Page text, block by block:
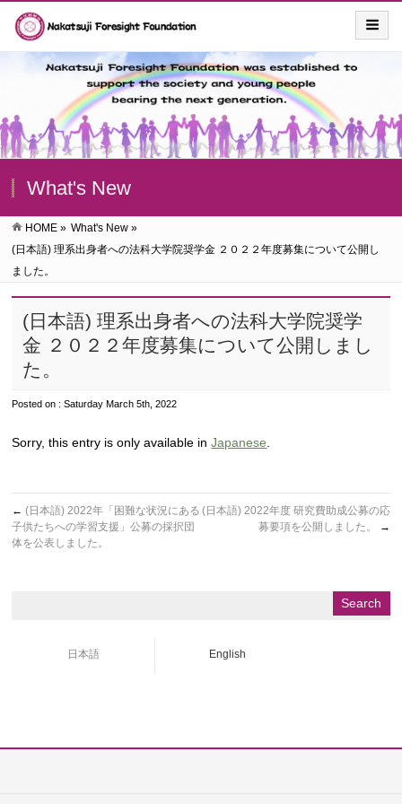
What's New
HOME » What's New »
(日本語) 理系出身者への法科大学院奨学金 ２０２２年度募集について公開し
ました。
(日本語) 理系出身者への法科大学院奨学
金 ２０２２年度募集について公開しまし
た。
Posted on : Saturday March 5th, 2022
Sorry, this entry is only available inJapanese
← (日本語) 2022年「困難な状況にある
子供たちへの学習支援」公募の採択団
体を公表しました。
(日本語) 2022年度 研究費助成公募の応
募要項を公開しました。
→
日本語 English